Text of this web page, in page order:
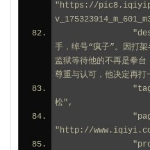
"https://
手，绰号“疯子”。因打
监狱等待他的不再是拳台
尊重与认可，他决定再
松",
"http://